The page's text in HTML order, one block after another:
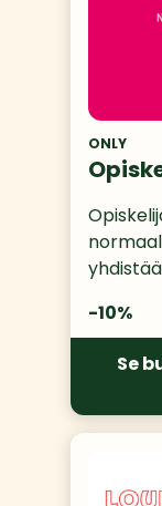
ONLY
-10%
Se